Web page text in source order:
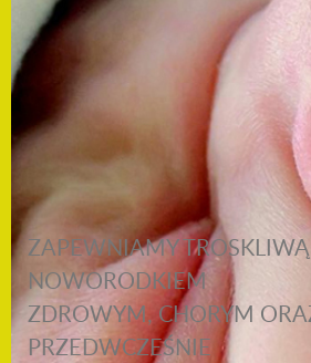
ZAPEWNIAMY
NOWORODKIEM
ZDROWYM, CHORYM
PRZEDWCZEŚNIE